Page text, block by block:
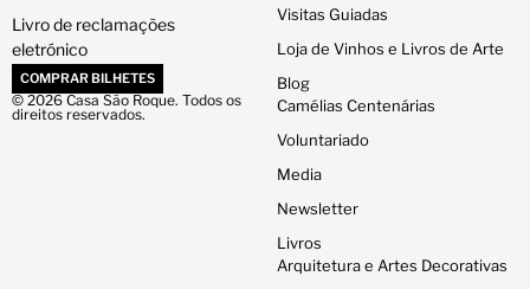
Livro de reclamações
eletrónico
COMPRAR BILHETES
© 2026 Casa São Roque. Todos os
direitos reservados.
Visitas Guiadas
Loja de Vinhos e Livros de Arte
Blog
Camélias Centenárias
Voluntariado
Media
Newsletter
Livros
Arquitetura e Artes Decorativas